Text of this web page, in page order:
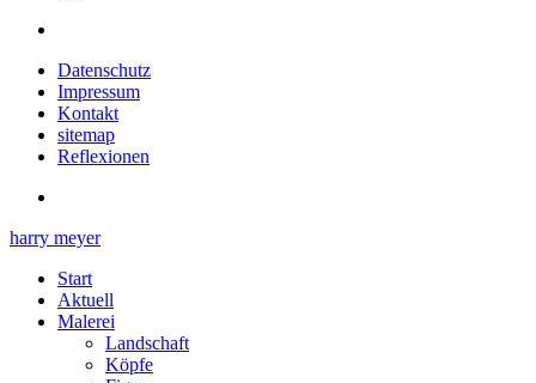
Datenschutz
Impressum
Kontakt
sitemap
Reflexionen
harry meyer
Start
Aktuell
Malerei
Landschaft
Köpfe